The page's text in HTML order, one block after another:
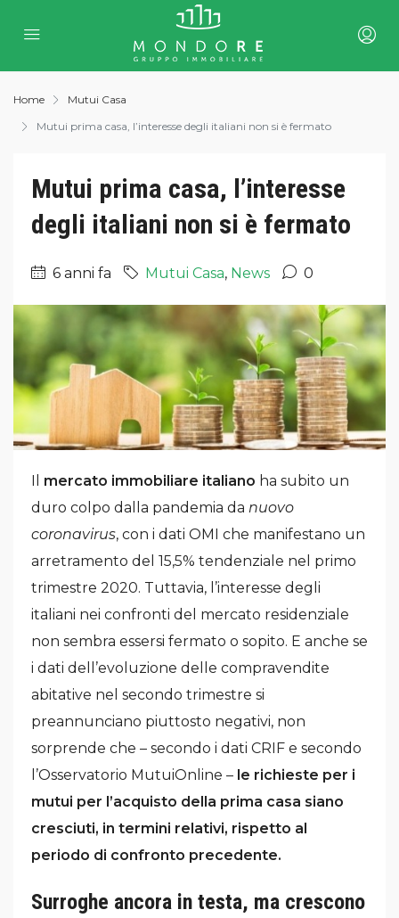
Home
Mutui Casa
Mutui prima casa, l’interesse degli italiani non si è fermato
Mutui prima casa, l’interesse
degli italiani non si è fermato
6 anni fa Mutui Casa, News 0
Il mercato immobiliare italiano ha subito un
duro colpo dalla pandemia da nuovo
coronavirus, con i dati OMI che manifestano un
arretramento del 15,5% tendenziale nel primo
trimestre 2020. Tuttavia, l’interesse degli
italiani nei confronti del mercato residenziale
non sembra essersi fermato o sopito. E anche se
i dati dell’evoluzione delle compravendite
abitative nel secondo trimestre si
preannunciano piuttosto negativi, non
sorprende che – secondo i dati CRIF e secondo
l’Osservatorio MutuiOnline – le richieste per i
mutui per l’acquisto della prima casa siano
cresciuti, in termini relativi, rispetto al
periodo di confronto precedente.
Surroghe ancora in testa, ma crescono